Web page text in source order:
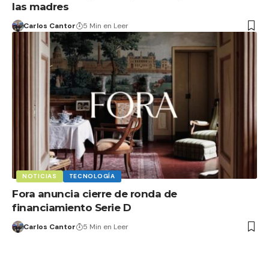
las madres
Carlos Cantor 5 Min en Leer
NOTICIAS TECNOLOGÍA
Fora anuncia cierre de ronda de
financiamiento Serie D
Carlos Cantor 5 Min en Leer